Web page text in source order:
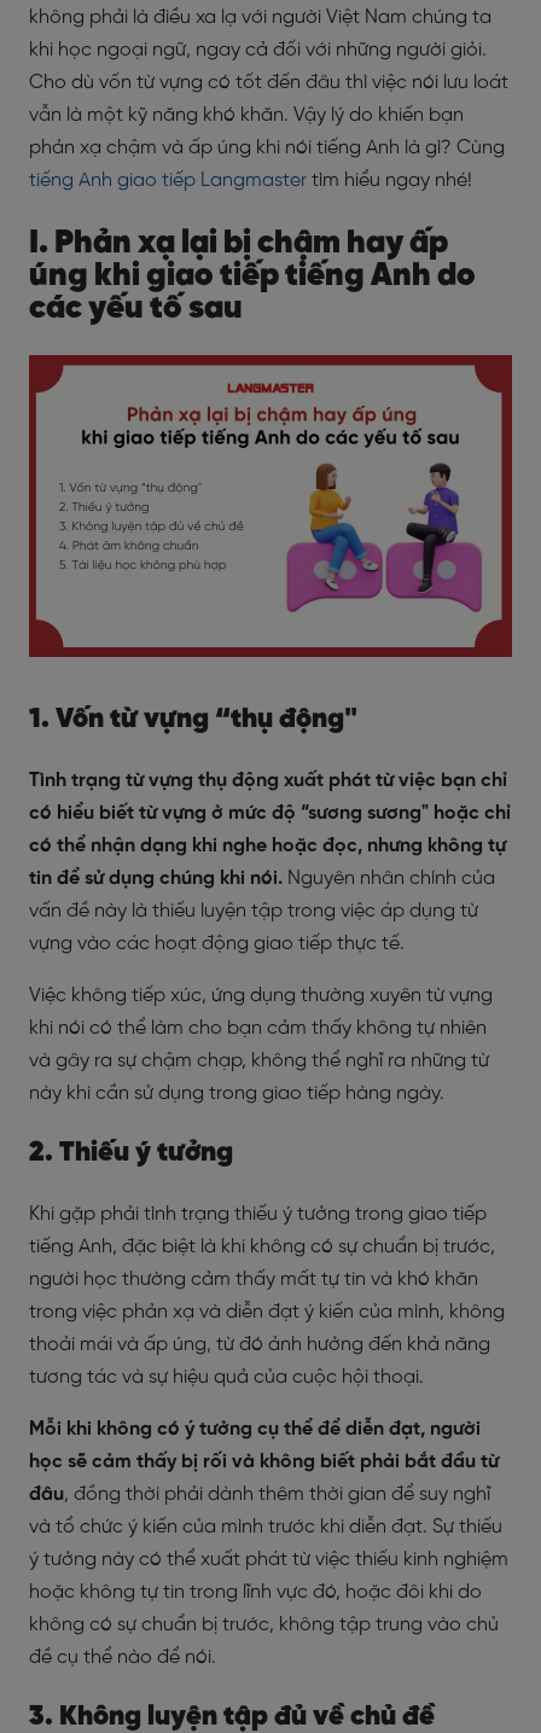
không phải là điều xa lạ với người Việt Nam chúng ta
khi học ngoại ngữ, ngay cả đối với những người giỏi.
Cho dù vốn từ vựng có tốt đến đâu thì việc nói lưu loát
vẫn là một kỹ năng khó khăn. Vậy lý do khiến bạn
phản xạ chậm và ấp úng khi nói tiếng Anh là gì? Cùng
tiếng Anh giao tiếp Langmaster tìm hiểu ngay nhé!
I. Phản xạ lại bị chậm hay ấp
úng khi giao tiếp tiếng Anh do
các yếu tố sau
1. Vốn từ vựng “thụ động"
Tình trạng từ vựng thụ động xuất phát từ việc bạn chỉ
có hiểu biết từ vựng ở mức độ “sương sương" hoặc chỉ
có thể nhận dạng khi nghe hoặc đọc, nhưng không tự
tin để sử dụng chúng khi nói. Nguyên nhân chính của
vấn đề này là thiếu luyện tập trong việc áp dụng từ
vựng vào các hoạt động giao tiếp thực tế.
Việc không tiếp xúc, ứng dụng thường xuyên từ vựng
khi nói có thể làm cho bạn cảm thấy không tự nhiên
và gây ra sự chậm chạp, không thể nghĩ ra những từ
này khi cần sử dụng trong giao tiếp hàng ngày.
2. Thiếu ý tưởng
Khi gặp phải tình trạng thiếu ý tưởng trong giao tiếp
tiếng Anh, đặc biệt là khi không có sự chuẩn bị trước,
người học thường cảm thấy mất tự tin và khó khăn
trong việc phản xạ và diễn đạt ý kiến của mình, không
thoải mái và ấp úng, từ đó ảnh hưởng đến khả năng
tương tác và sự hiệu quả của cuộc hội thoại.
Mỗi khi không có ý tưởng cụ thể để diễn đạt, người
học sẽ cảm thấy bị rối và không biết phải bắt đầu từ
đâu, đồng thời phải dành thêm thời gian để suy nghĩ
và tổ chức ý kiến của mình trước khi diễn đạt. Sự thiếu
ý tưởng này có thể xuất phát từ việc thiếu kinh nghiệm
hoặc không tự tin trong lĩnh vực đó, hoặc đôi khi do
không có sự chuẩn bị trước, không tập trung vào chủ
đề cụ thể nào để nói.
3. Không luyện tập đủ về chủ đề